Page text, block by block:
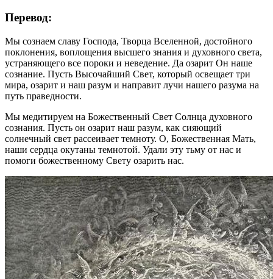
Перевод:
Мы сознаем славу Господа, Творца Вселенной, достойного
поклонения, воплощения высшего знания и духовного света,
устраняющего все пороки и неведение. Да озарит Он наше
сознание. Пусть Высочайший Свет, который освещает три
мира, озарит и наш разум и направит лучи нашего разума на
путь праведности.
Мы медитируем на Божественный Свет Солнца духовного
сознания. Пусть он озарит наш разум, как сияющий
солнечный свет рассеивает темноту. О, Божественная Мать,
наши сердца окутаны темнотой. Удали эту тьму от нас и
помоги божественному Свету озарить нас.